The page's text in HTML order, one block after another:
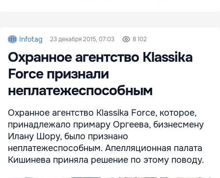
Infotag 23 декабря 2015, 07:03 8 102
Охранное агентство Klassika
Force признали
неплатежеспособным
Охранное агентство Klassika Force, которое,
принадлежало примару Оргеева, бизнесмену
Илану Шору, было признано
неплатежеспособным. Апелляционная палата
Кишинева приняла решение по этому поводу.